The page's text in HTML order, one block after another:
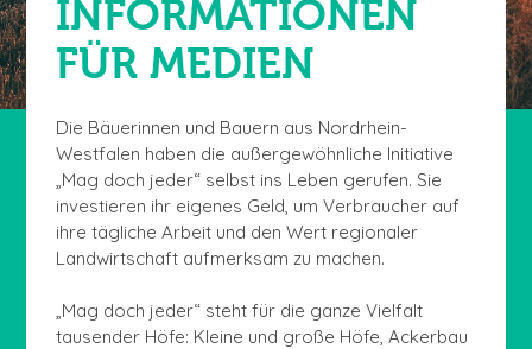
INFORMATIONEN
FÜR MEDIEN
Die Bäuerinnen und Bauern aus Nordrhein-
Westfalen haben die außergewöhnliche Initiative
„Mag doch jeder“ selbst ins Leben gerufen. Sie
investieren ihr eigenes Geld, um Verbraucher auf
ihre tägliche Arbeit und den Wert regionaler
Landwirtschaft aufmerksam zu machen.
„Mag doch jeder“ steht für die ganze Vielfalt
tausender Höfe: Kleine und große Höfe, Ackerbau